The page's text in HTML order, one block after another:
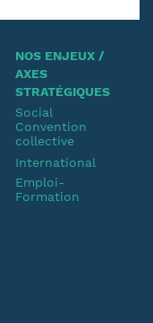
NOS ENJEUX /
AXES
STRATÉGIQUES
Social
Convention
collective
International
Emploi-
Formation